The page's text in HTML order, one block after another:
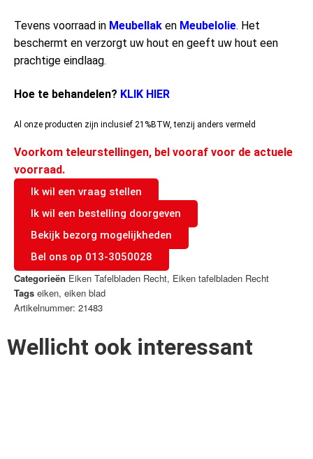
Tevens voorraad in Meubellak en Meubelolie. Het
beschermt en verzorgt uw hout en geeft uw hout een
prachtige eindlaag.
Hoe te behandelen? KLIK HIER
Al onze producten zijn inclusief 21%BTW, tenzij anders vermeld
Voorkom teleurstellingen, bel vooraf voor de actuele
voorraad.
Ik wil een vraag stellen
Ik wil een bestelling doorgeven
Bekijk bezorg mogelijkheden
Bel ons op 013-3050028
Categorieën Eiken Tafelbladen Recht, Eiken tafelbladen Recht
Tags eiken, eiken blad
Artikelnummer: 21483
Wellicht ook interessant